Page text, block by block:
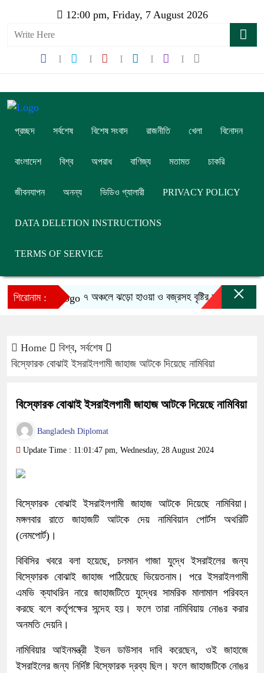
12:00 pm, Friday, 7 August 2026
প্রচ্ছদ সর্বশেষ বিশেষ সংবাদ রাজনীতি খেলা বিনোদন
বাংলাদেশ বিশ্ব অপরাধ বাণিজ্য মতামত চাকরি
জীবনযাপন অনন্য ভিডিও গ্যালারী PRIVACY POLICY
DATA DELETION INSTRUCTIONS
TERMS OF SERVICE
শিরোনাম : ৭ অঞ্চলে ঝড়ো হাওয়া ও বজ্রসহ বৃষ্টির আভাস ×
Home বিশ্ব, সর্বশেষ
বিস্ফোরক বোঝাই ইসরাইলগামী জাহাজ আটকে দিয়েছে নামিবিয়া
বিস্ফোরক বোঝাই ইসরাইলগামী জাহাজ আটকে দিয়েছে নামিবিয়া
Bangladesh Diplomat
Update Time : 11:01:47 pm, Wednesday, 28 August 2024
বিস্ফোরক বোঝাই ইসরাইলগামী জাহাজ আটকে দিয়েছে নামিবিয়া।
মঙ্গলবার রাতে জাহাজটি আটকে দেয় নামিবিয়ান পোর্টস অথরিটি
(নেমপোর্ট)।
বিবিসির খবরে বলা হয়েছে, চলমান গাজা যুদ্ধে ইসরাইলের জন্য
বিস্ফোরক বোঝাই জাহাজ পাঠিয়েছে ভিয়েতনাম। পরে ইসরাইলগামী
এমভি ক্যাথরিন নারে জাহাজটিতে যুদ্ধের সামরিক মালামাল পরিবহন
করছে বলে কর্তৃপক্ষের সন্দেহ হয়। ফলে তারা নামিবিয়ায় নোঙর করার
অনমতি দেয়নি।
নামিবিয়ার আইনমন্ত্রী ইভন ডাউসাব দাবি করেছেন, ওই জাহাজে
ইসরাইলের জন্য নির্দিষ্ট বিস্ফোরক দ্রব্য ছিল। ফলে জাহাজটিকে নোঙর